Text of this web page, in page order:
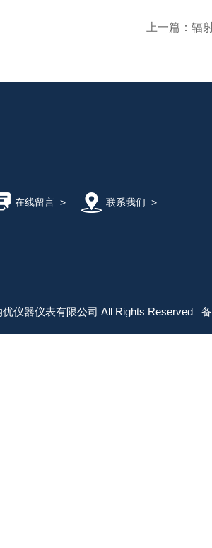
上一篇： 辐
在线留言> 联系我们 >
仪器仪表有限公司 All Rights Reserved